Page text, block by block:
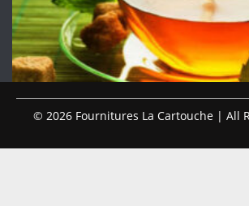
© 2026 Fournitures La Cartouche | All